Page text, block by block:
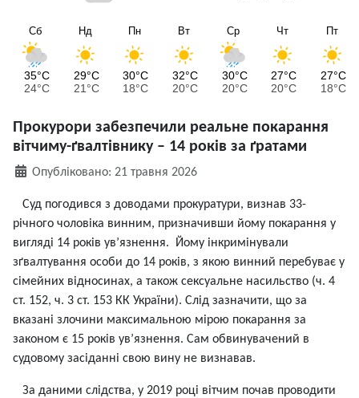
Сб
35°C
24°C
Нд
29°C
21°C
Пн
30°C
18°C
Вт
32°C
20°C
Ср
30°C
20°C
Чт
27°C
20°C
Пт
27°C
18°C
Прокурори забезпечили реальне покарання
вітчиму-ґвалтівнику – 14 років за ґратами
ДеталіОпубліковано: 21 травня 2026
Суд погодився з доводами прокуратури, визнав 33-
річного чоловіка винним, призначивши йому покарання у
вигляді 14 років ув’язнення. Йому інкримінували
зґвалтування особи до 14 років, з якою винний перебуває у
сімейних відносинах, а також сексуальне насильство (ч. 4
ст. 152, ч. 3 ст. 153 КК України). Слід зазначити, що за
вказані злочини максимальною мірою покарання за
законом є 15 років ув’язнення. Сам обвинувачений в
судовому засіданні свою вину не визнавав.
За даними слідства, у 2019 році вітчим почав проводити